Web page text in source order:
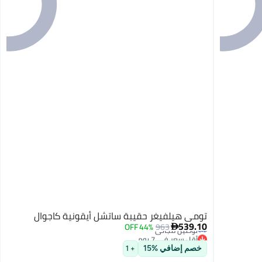
تومي هيلفيغر حقيبة ساتشل أيقونية كاجوال
539.10
963
44% OFF
أقل سعر في 7 يوم
توصيل مجاني
أقل سعر في 7 يوم
خصم إضافي %15 + 1